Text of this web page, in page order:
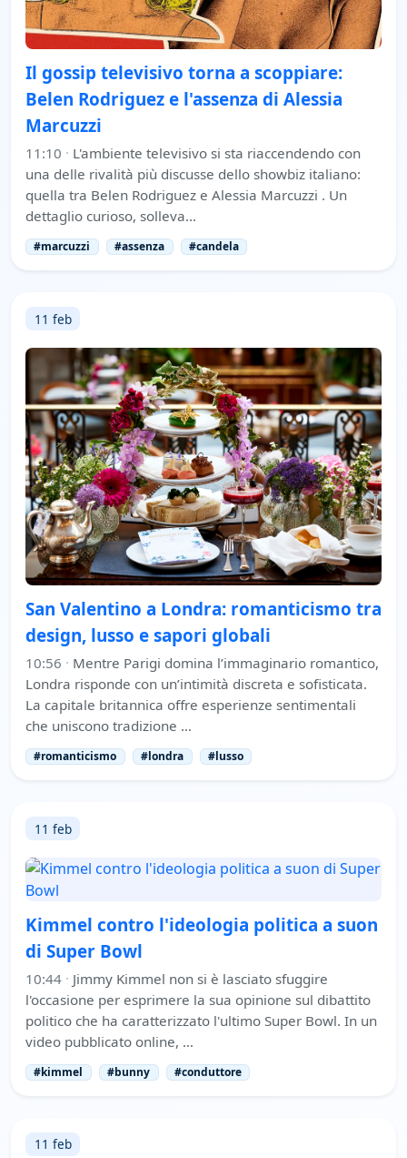
Il gossip televisivo torna a scoppiare:
Belen Rodriguez e l'assenza di Alessia
Marcuzzi
11:10 · L'ambiente televisivo si sta riaccendendo con
una delle rivalità più discusse dello showbiz italiano:
quella tra Belen Rodriguez e Alessia Marcuzzi . Un
dettaglio curioso, solleva…
#marcuzzi #assenza #candela
11 feb
San Valentino a Londra: romanticismo tra
design, lusso e sapori globali
10:56 · Mentre Parigi domina l’immaginario romantico,
Londra risponde con un’intimità discreta e sofisticata.
La capitale britannica offre esperienze sentimentali
che uniscono tradizione …
#romanticismo #londra #lusso
11 feb
Kimmel contro l'ideologia politica a suon
di Super Bowl
10:44 · Jimmy Kimmel non si è lasciato sfuggire
l'occasione per esprimere la sua opinione sul dibattito
politico che ha caratterizzato l'ultimo Super Bowl. In un
video pubblicato online, …
#kimmel #bunny #conduttore
11 feb